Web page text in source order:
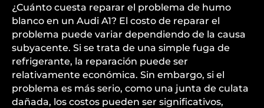
¿Cuánto cuesta reparar el problema de humo
blanco en un Audi A1? El costo de reparar el
problema puede variar dependiendo de la causa
subyacente. Si se trata de una simple fuga de
refrigerante, la reparación puede ser
relativamente económica. Sin embargo, si el
problema es más serio, como una junta de culata
dañada, los costos pueden ser significativos,